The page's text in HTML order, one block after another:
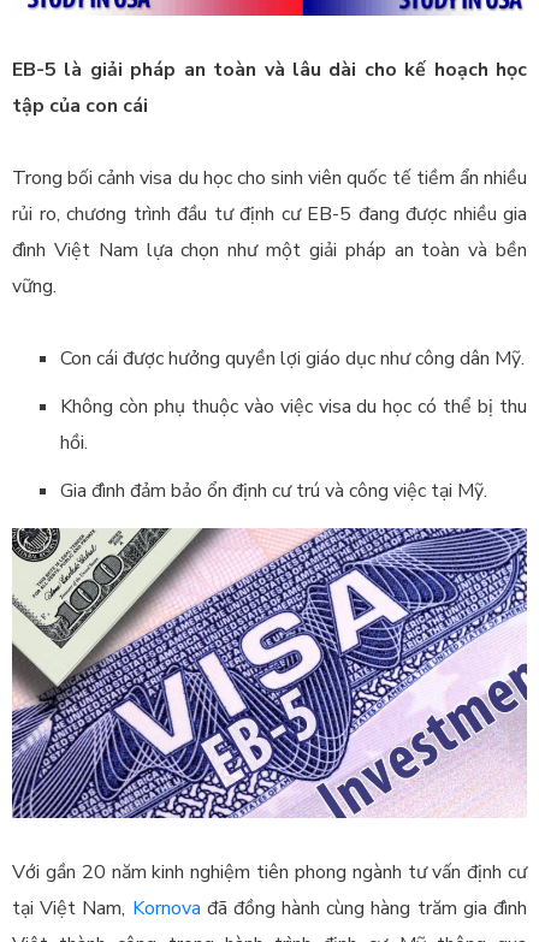
EB-5 là giải pháp an toàn và lâu dài cho kế hoạch học
tập của con cái
Trong bối cảnh visa du học cho sinh viên quốc tế tiềm ẩn nhiều
rủi ro, chương trình đầu tư định cư EB-5 đang được nhiều gia
đình Việt Nam lựa chọn như một giải pháp an toàn và bền
vững.
Con cái được hưởng quyền lợi giáo dục như công dân Mỹ.
Không còn phụ thuộc vào việc visa du học có thể bị thu
hồi.
Gia đình đảm bảo ổn định cư trú và công việc tại Mỹ.
Với gần 20 năm kinh nghiệm tiên phong ngành tư vấn định cư
tại Việt Nam, Kornova đã đồng hành cùng hàng trăm gia đình